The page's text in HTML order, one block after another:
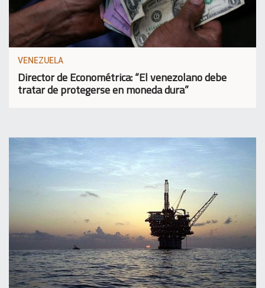
VENEZUELA
Director de Econométrica: “El venezolano debe
tratar de protegerse en moneda dura”